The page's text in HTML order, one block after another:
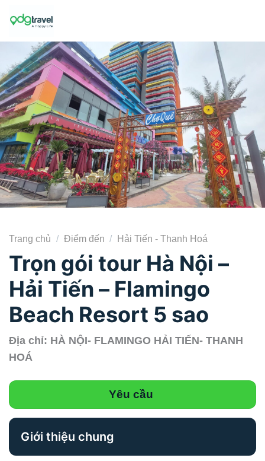
Trang chủ / Điểm đến / Hải Tiến - Thanh Hoá
Trọn gói tour Hà Nội –
Hải Tiến – Flamingo
Beach Resort 5 sao
Địa chỉ: HÀ NỘI- FLAMINGO HẢI TIẾN- THANH
HOÁ
Yêu cầu
Giới thiệu chung